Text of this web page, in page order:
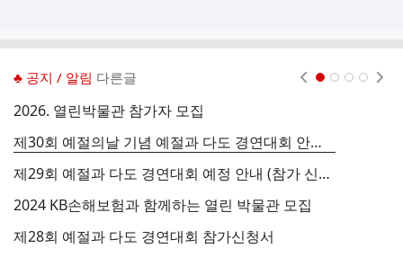
♣ 공지 / 알림 다른글
2026. 열린박물관 참가자 모집
제30회 예절의날 기념 예절과 다도 경연대회 안내 (신청서 포함)
제29회 예절과 다도 경연대회 예정 안내 (참가 신청서)
2024 KB손해보험과 함께하는 열린 박물관 모집
제28회 예절과 다도 경연대회 참가신청서